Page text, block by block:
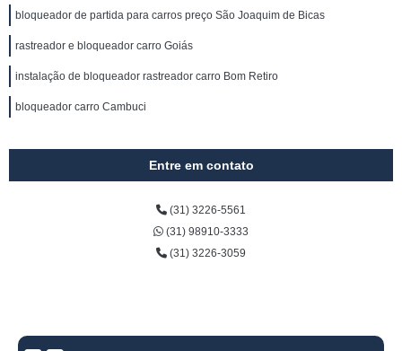
bloqueador de partida para carros preço São Joaquim de Bicas
rastreador e bloqueador carro Goiás
instalação de bloqueador rastreador carro Bom Retiro
bloqueador carro Cambuci
Entre em contato
(31) 3226-5561
(31) 98910-3333
(31) 3226-3059